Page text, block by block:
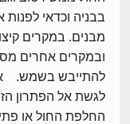
בבניה וכדאי
מבנים. במקרים
ובמקרים אחרים
להתייבש בשמש.
לגשת אל הפתרון
החלפת החול או